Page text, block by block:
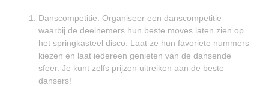
Danscompetitie: Organiseer een danscompetitie
waarbij de deelnemers hun beste moves laten zien op
het springkasteel disco. Laat ze hun favoriete nummers
kiezen en laat iedereen genieten van de dansende
sfeer. Je kunt zelfs prijzen uitreiken aan de beste
dansers!